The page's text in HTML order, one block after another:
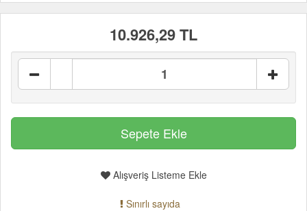
10.926,29 TL
Alışveriş Listeme Ekle
Sınırlı sayıda